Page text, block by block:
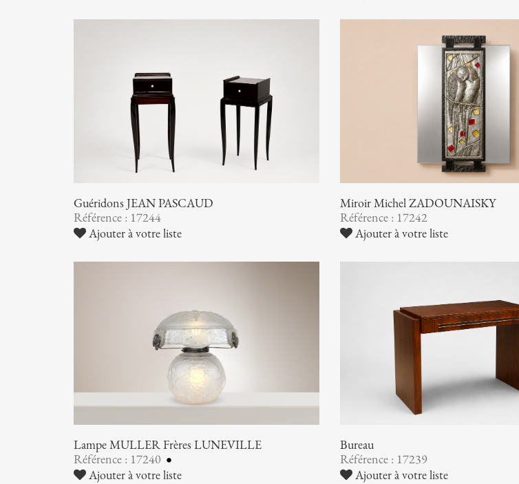
Guéridons JEAN PASCAUD
Référence : 17244
Ajouter à votre liste
Miroir Michel ZADOUNAISKY
Référence : 17242
Ajouter à votre liste
Lampe MULLER Frères LUNEVILLE
Référence : 17240
Ajouter à votre liste
Bureau
Référence : 17239
Ajouter à votre liste